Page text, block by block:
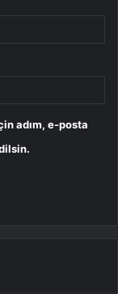
adım, e-posta